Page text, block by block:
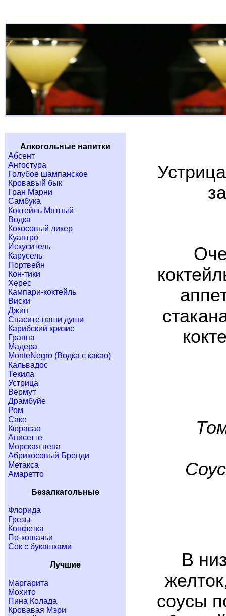
Алкогольные напитки
Абсент
Ангостура
Голубое шампанское
Кровавый бык
Гран Марни
Самбука
Коктейль Мятный
Водка
Кокосовый ликер
Куантро
Искуситель
Карусель
Портвейн
Кон-тики
Херес
Кампари-коктейль
Виски
Джин
Спасите наши души
Карибский кризис
Граппа
Мадера
MonteNegro (Водка с какао)
Кальвадос
Текила
Устрица
Вермут
Драмбуйе
Ром
Саке
Кюрасао
Анисетте
Морская пена
Абрикосовый Бренди
Метакса
Амаретто
Безалкагольные
Флорида
Грезы
Конфетка
По-кошачьи
Сок с букашками
Лучшие
Маргарита
Мохито
Пина Колада
Кровавая Мэри
В
соусы